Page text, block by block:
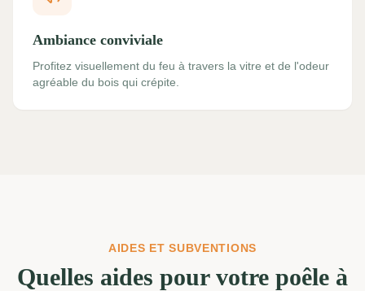
Ambiance conviviale
Profitez visuellement du feu à travers la vitre et de l'odeur
agréable du bois qui crépite.
AIDES ET SUBVENTIONS
Quelles aides pour votre poêle à